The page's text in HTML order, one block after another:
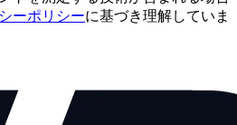
ーポリシーに基づき理解していま